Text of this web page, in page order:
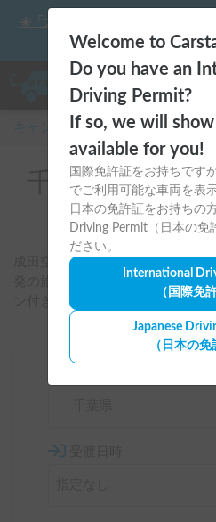
Welcome to
Do you have an
Driving Permit?
If so, we will
available for you!
国際免許証をお持ちです
でご利用可能な車両を表
日本の免許証をお持ちの
Driving Permit（日本の免
ださい。
International
（国際免
Japanese
（日本の免
☀️「大曲の花火」をキャンピング
か？
キャンピングカー・車中泊スポ
千葉県のレン
グ
成田空港・千葉市・船橋・柏・
発の旅や海沿いドライブに合う
ン付きやペット可車両も条件別に